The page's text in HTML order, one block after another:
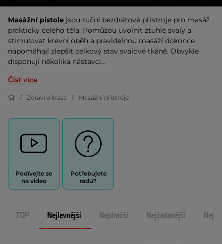
Masážní pistole jsou ruční bezdrátové přístroje pro masáž
prakticky celého těla. Pomůžou uvolnit ztuhlé svaly a
stimulovat krevní oběh a pravidelnou masáží dokonce
napomáhají zlepšit celkový stav svalové tkáně. Obvykle
disponují několika nástavci...
Číst více
Zdraví a krása Masážní přístroje
Podívejte se
na video
Potřebujete
radu?
TOP Nejlevnější Nejdražší Nejžádanější